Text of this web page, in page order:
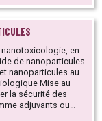
en
de nanoparticules
Mise au
la sécurité des
adjuvants ou